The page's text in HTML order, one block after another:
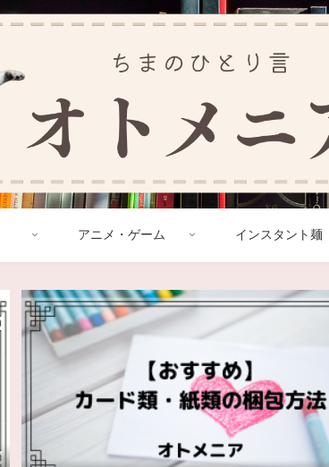
アニメ・ゲーム インスタント麺